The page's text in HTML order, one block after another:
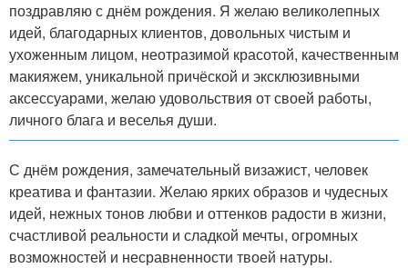
поздравляю с днём рождения. Я желаю великолепных
идей, благодарных клиентов, довольных чистым и
ухоженным лицом, неотразимой красотой, качественным
макияжем, уникальной причёской и эксклюзивными
аксессуарами, желаю удовольствия от своей работы,
личного блага и веселья души.
С днём рождения, замечательный визажист, человек
креатива и фантазии. Желаю ярких образов и чудесных
идей, нежных тонов любви и оттенков радости в жизни,
счастливой реальности и сладкой мечты, огромных
возможностей и несравненности твоей натуры.